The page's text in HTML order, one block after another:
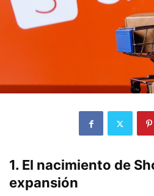
1. El nacimiento de
expansión